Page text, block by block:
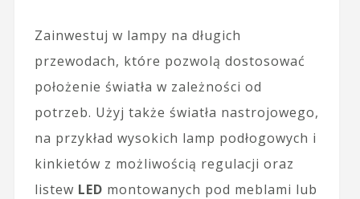
Zainwestuj w lampy na długich
przewodach, które pozwolą dostosować
położenie światła w zależności od
potrzeb. Użyj także światła nastrojowego,
na przykład wysokich lamp podłogowych i
kinkietów z możliwością regulacji oraz
listew LED montowanych pod meblami lub